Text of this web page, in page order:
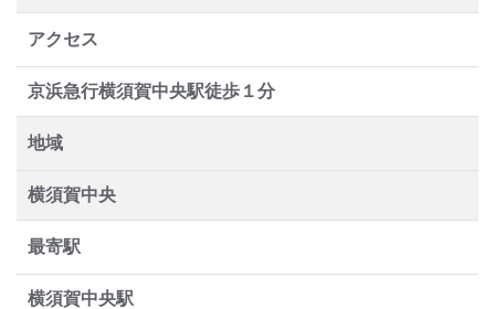
アクセス
京浜急行横須賀中央駅徒歩１分
地域
横須賀中央
最寄駅
横須賀中央駅